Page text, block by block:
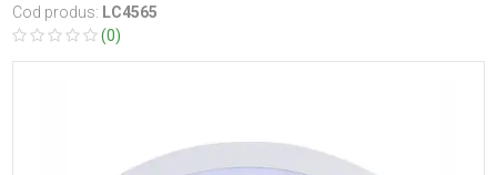
Cod produs: LC4565
(0)